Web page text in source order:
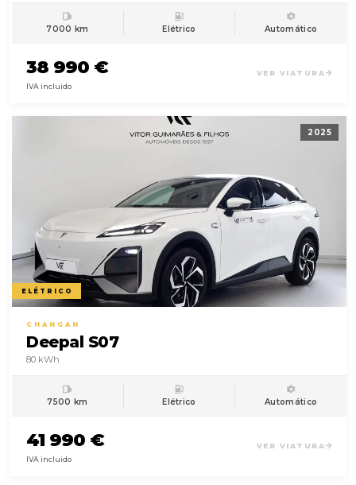
7000 km Elétrico Automático
38 990 €
IVA incluido
VER VIATURA
2025
ELÉTRICO
CHANGAN
Deepal S07
80 kWh
7500 km Elétrico Automático
41 990 €
IVA incluido
VER VIATURA